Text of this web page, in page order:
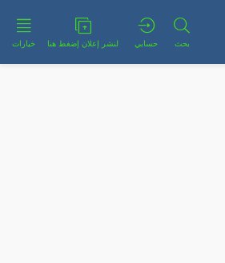
بحث حسابي لنشر إعلان إضغط هنا خيارات